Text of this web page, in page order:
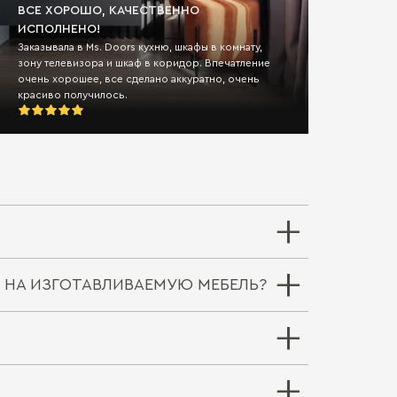
ВСЕ ХОРОШО, КАЧЕСТВЕННО
ИСПОЛНЕНО!
Заказывала в Ms. Doors кухню, шкафы в комнату,
зону телевизора и шкаф в коридор. Впечатление
очень хорошее, все сделано аккуратно, очень
красиво получилось.
на отдаленное расстояние за
ИЗГОТАВЛИВАЕМУЮ МЕБЕЛЬ?